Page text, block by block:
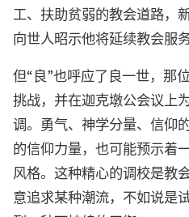
工、扶助贫弱的教会道路，
向世人昭示他将延续教会服
但“良”也呼应了良一世，那
挑战，并在迦克墩公会议上
调。勇气、神学分量、信仰
的信仰力量，也可能预示着
风格。这种精心的调校是教
意追求某种潮流，不如说是